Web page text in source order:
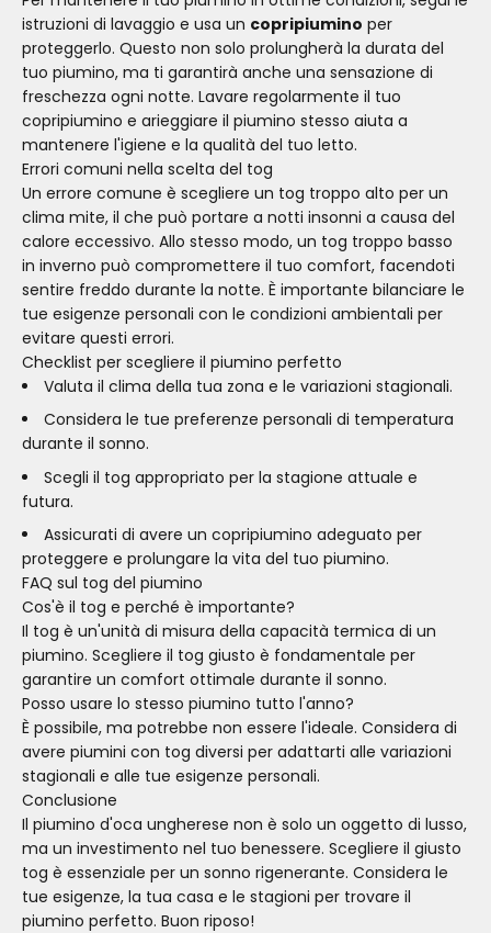
istruzioni di lavaggio e usa un copripiumino per
proteggerlo. Questo non solo prolungherà la durata del
tuo piumino, ma ti garantirà anche una sensazione di
freschezza ogni notte. Lavare regolarmente il tuo
copripiumino e arieggiare il piumino stesso aiuta a
mantenere l'igiene e la qualità del tuo letto.
Errori comuni nella scelta del tog
Un errore comune è scegliere un tog troppo alto per un
clima mite, il che può portare a notti insonni a causa del
calore eccessivo. Allo stesso modo, un tog troppo basso
in inverno può compromettere il tuo comfort, facendoti
sentire freddo durante la notte. È importante bilanciare le
tue esigenze personali con le condizioni ambientali per
evitare questi errori.
Checklist per scegliere il piumino perfetto
Valuta il clima della tua zona e le variazioni stagionali.
Considera le tue preferenze personali di temperatura
durante il sonno.
Scegli il tog appropriato per la stagione attuale e
futura.
Assicurati di avere un copripiumino adeguato per
proteggere e prolungare la vita del tuo piumino.
FAQ sul tog del piumino
Cos'è il tog e perché è importante?
Il tog è un'unità di misura della capacità termica di un
piumino. Scegliere il tog giusto è fondamentale per
garantire un comfort ottimale durante il sonno.
Posso usare lo stesso piumino tutto l'anno?
È possibile, ma potrebbe non essere l'ideale. Considera di
avere piumini con tog diversi per adattarti alle variazioni
stagionali e alle tue esigenze personali.
Conclusione
Il piumino d'oca ungherese non è solo un oggetto di lusso,
ma un investimento nel tuo benessere. Scegliere il giusto
tog è essenziale per un sonno rigenerante. Considera le
tue esigenze, la tua casa e le stagioni per trovare il
piumino perfetto. Buon riposo!